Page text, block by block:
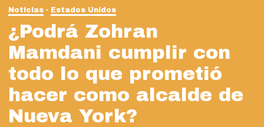
Noticias Estados Unidos
¿Podrá Zohran
Mamdani cumplir con
todo lo que prometió
hacer como alcalde de
Nueva York?